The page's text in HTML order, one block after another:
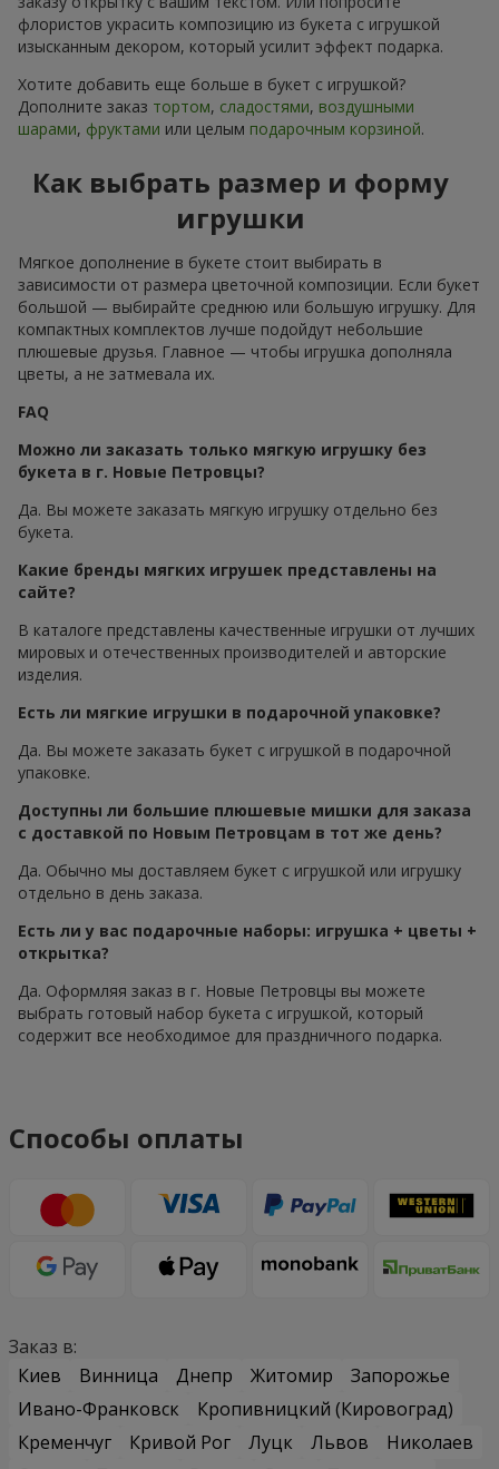
флористов украсить композицию из букета с игрушкой
изысканным декором, который усилит эффект подарка.
Хотите добавить еще больше в букет с игрушкой?
Дополните заказ тортом, сладостями, воздушными
шарами, фруктами или целым подарочным корзиной.
Как выбрать размер и форму
игрушки
Мягкое дополнение в букете стоит выбирать в
зависимости от размера цветочной композиции. Если букет
большой — выбирайте среднюю или большую игрушку. Для
компактных комплектов лучше подойдут небольшие
плюшевые друзья. Главное — чтобы игрушка дополняла
цветы, а не затмевала их.
FAQ
Можно ли заказать только мягкую игрушку без
букета в г. Новые Петровцы?
Да. Вы можете заказать мягкую игрушку отдельно без
букета.
Какие бренды мягких игрушек представлены на
сайте?
В каталоге представлены качественные игрушки от лучших
мировых и отечественных производителей и авторские
изделия.
Есть ли мягкие игрушки в подарочной упаковке?
Да. Вы можете заказать букет с игрушкой в подарочной
упаковке.
Доступны ли большие плюшевые мишки для заказа
с доставкой по Новым Петровцам в тот же день?
Да. Обычно мы доставляем букет с игрушкой или игрушку
отдельно в день заказа.
Есть ли у вас подарочные наборы: игрушка + цветы +
открытка?
Да. Оформляя заказ в г. Новые Петровцы вы можете
выбрать готовый набор букета с игрушкой, который
содержит все необходимое для праздничного подарка.
Способы оплаты
Заказ в:
Киев
Винница Днепр Житомир
Запорожье
Ивано-Франковск
Кропивницкий (Кировоград)
Кременчуг
Кривой Рог Луцк Львов
Николаев